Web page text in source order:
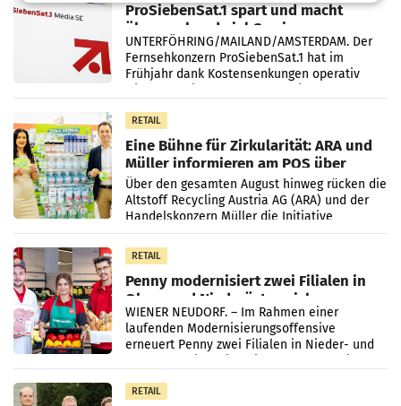
ProSiebenSat.1 spart und macht
überraschend viel Gewinn
UNTERFÖHRING/MAILAND/AMSTERDAM. Der
Fernsehkonzern ProSiebenSat.1 hat im
Frühjahr dank Kostensenkungen operativ
RETAIL
Eine Bühne für Zirkularität: ARA und
Müller informieren am POS über
Kreislauffähigkeit
Über den gesamten August hinweg rücken die
Altstoff Recycling Austria AG (ARA) und der
Handelskonzern Müller die Initiative
„Kreislauf-Helden“ in allen österreichischen
Müller-Filialen
RETAIL
Penny modernisiert zwei Filialen in
Ober- und Niederösterreich
WIENER NEUDORF. – Im Rahmen einer
laufenden Modernisierungsoffensive
erneuert Penny zwei Filialen in Nieder- und
RETAIL